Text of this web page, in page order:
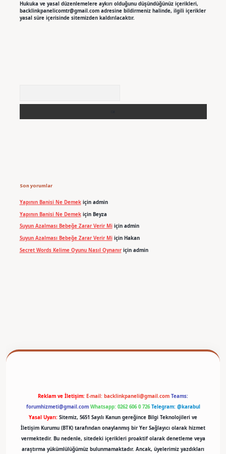
Hukuka ve yasal düzenlemelere aykırı olduğunu düşündüğünüz içerikleri,
backlinkpanelicomtr@gmail.comadresine bildirmeniz halinde, ilgili içerikler
yasal süre içerisinde sitemizden kaldırılacaktır.
Son yorumlar
Yapının Banisi Ne Demekiçin admin
Yapının Banisi Ne Demekiçin Beyza
Suyun Azalması Bebeğe Zarar Verir Miiçin admin
Suyun Azalması Bebeğe Zarar Verir Miiçin Hakan
Secret Words Kelime Oyunu Nasıl Oynanıriçin admin
Reklam ve İletişim: E-mail: backlinkpaneli@gmail.com Teams:
forumhizmeti@gmail.com Whatsapp: 0262 606 0 726 Telegram: @karabul
Yasal Uyarı: Sitemiz, 5651 Sayılı Kanun gereğince Bilgi Teknolojileri ve
İletişim Kurumu (BTK) tarafından onaylanmış bir Yer Sağlayıcı olarak hizmet
vermektedir. Bu nedenle, sitedeki içerikleri proaktif olarak denetleme veya
araştırma yükümlülüğümüz bulunmamaktadır. Ancak, üyelerimiz yazdıkları